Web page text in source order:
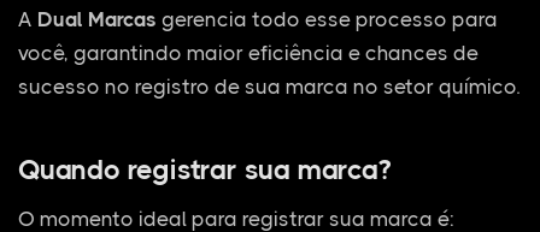
A Dual Marcas gerencia todo esse processo para
você, garantindo maior eficiência e chances de
sucesso no registro de sua marca no setor químico.
Quando registrar sua marca?
O momento ideal para registrar sua marca é: